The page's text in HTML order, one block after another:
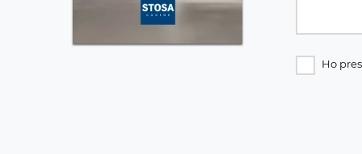
Ho